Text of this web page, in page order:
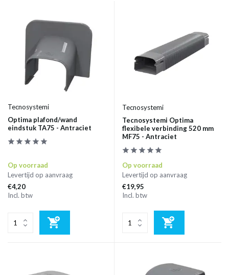
Tecnosystemi
Optima plafond/wand
eindstuk TA75 - Antraciet
Op voorraad
Levertijd op aanvraag
€4,20
Incl. btw
Tecnosystemi
Tecnosystemi Optima
flexibele verbinding 520 mm
MF75 - Antraciet
Op voorraad
Levertijd op aanvraag
€19,95
Incl. btw